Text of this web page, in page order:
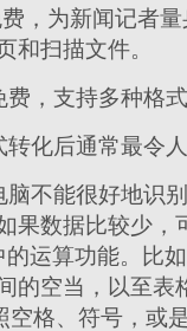
费，为新闻记者
和扫描文件。
费，支持多种格
化后通常最令
脑不能很好地识
果数据比较少，
的运算功能。比
的空当，以至表
空格、符号，或